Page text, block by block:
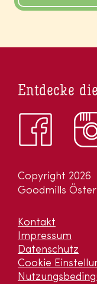
Copyright 2026
Goodmills
Kontakt
Impressum
Datenschutz
Cookie
Entdecke